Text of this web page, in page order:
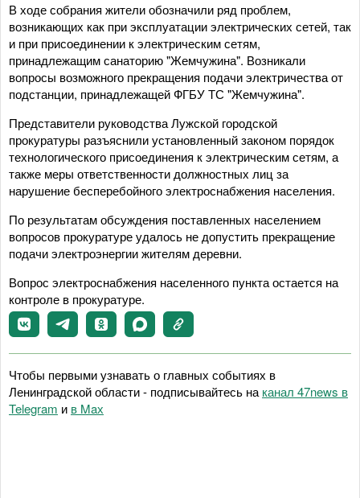
В ходе собрания жители обозначили ряд проблем,
возникающих как при эксплуатации электрических сетей, так
и при присоединении к электрическим сетям,
принадлежащим санаторию "Жемчужина". Возникали
вопросы возможного прекращения подачи электричества от
подстанции, принадлежащей ФГБУ ТС "Жемчужина".
Представители руководства Лужской городской
прокуратуры разъяснили установленный законом порядок
технологического присоединения к электрическим сетям, а
также меры ответственности должностных лиц за
нарушение бесперебойного электроснабжения населения.
По результатам обсуждения поставленных населением
вопросов прокуратуре удалось не допустить прекращение
подачи электроэнергии жителям деревни.
Вопрос электроснабжения населенного пункта остается на
контроле в прокуратуре.
Чтобы первыми узнавать о главных событиях в
Ленинградской области - подписывайтесь на канал 47news в
Telegram и в Maх